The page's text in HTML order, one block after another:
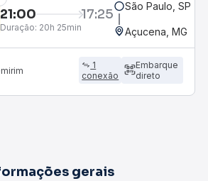
21:00 17:25
Duração: 20h 25min
São Paulo, SP -
Açucena, MG
1
conexão
Embarque
direto
gerais